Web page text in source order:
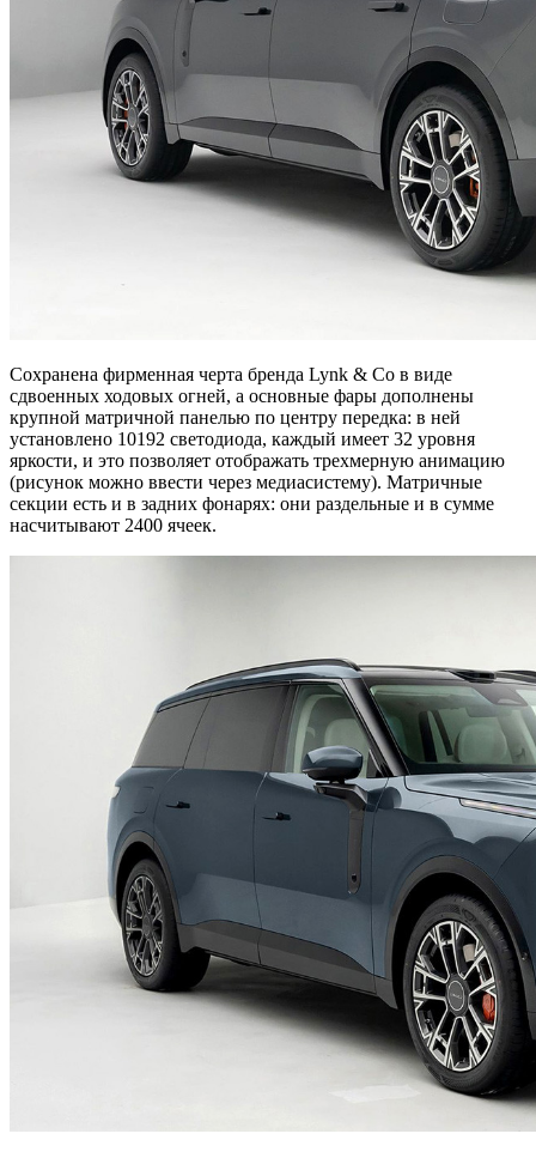
Сохранена фирменная черта бренда Lynk & Co в виде
сдвоенных ходовых огней, а основные фары дополнены
крупной матричной панелью по центру передка: в ней
установлено 10192 светодиода, каждый имеет 32 уровня
яркости, и это позволяет отображать трехмерную анимацию
(рисунок можно ввести через медиасистему). Матричные
секции есть и в задних фонарях: они раздельные и в сумме
насчитывают 2400 ячеек.